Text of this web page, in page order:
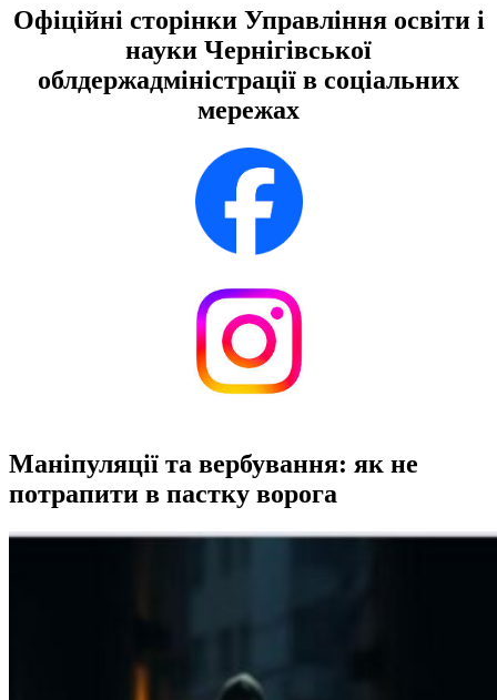
Офіційні сторінки Управління освіти і
науки Чернігівської
облдержадміністрації в соціальних
мережах
Маніпуляції та вербування: як не
потрапити в пастку ворога